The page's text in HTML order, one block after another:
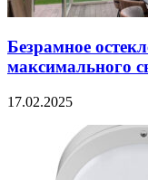
Безрамное
максимального
17.02.2025